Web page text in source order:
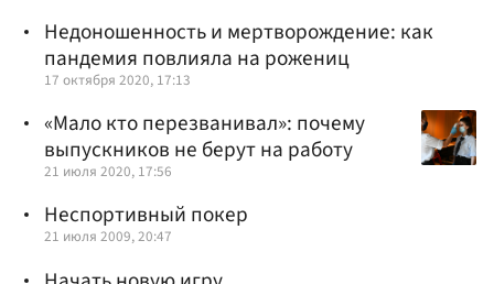
Недоношенность и мертворождение: как
пандемия повлияла на рожениц
17 октября 2020, 17:13
«Мало кто перезванивал»: почему
выпускников не берут на работу
21 июля 2020, 17:56
Неспортивный покер
21 июля 2009, 20:47